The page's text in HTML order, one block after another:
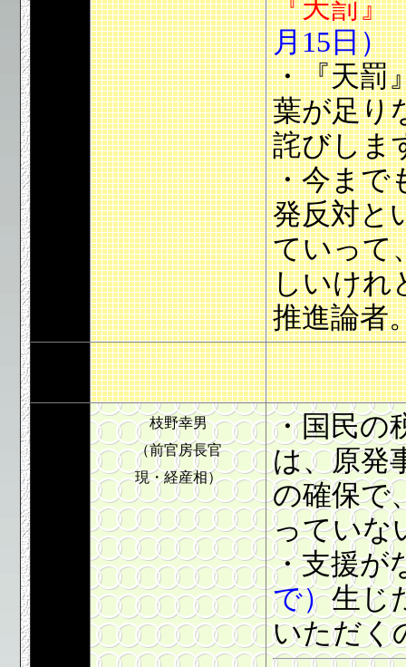
『天罰』
月15日）
・『天罰
葉が足り
詫びしま
・今まで
発反対と
ていって
しいけれ
推進論者
枝野幸男
（前官房長官
現・経産相）
・国民の
は、原発
の確保で
っていな
・支援が
で）生じ
いただく